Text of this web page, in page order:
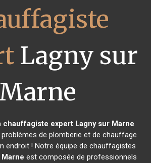
Lagny sur
Marne
chauffagiste expert Lagny sur Marne
de plomberie et de chauffage
endroit ! Notre équipe de chauffagistes
est composée de professionnels